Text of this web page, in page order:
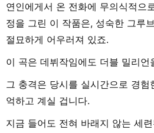
연인에게서 온 전화에 무의식적으
정을 그린 이 작품은, 성숙한 그루
절묘하게 어우러져 있죠.
이 곡은 데뷔작임에도 더블 밀리언
그 충격은 당시를 실시간으로 경험
억하고 계실 겁니다.
지금 들어도 전혀 바래지 않는 세